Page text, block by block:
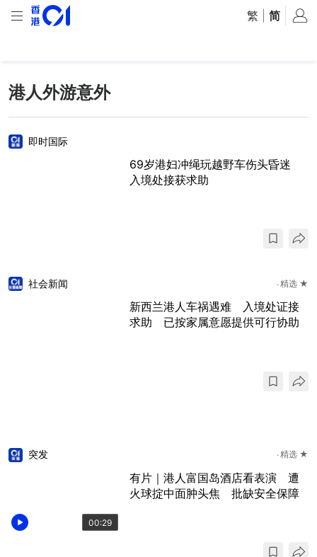
繁 简
港人外游意外
即时国际
69岁港妇冲绳玩越野车伤头昏迷
入境处接获求助
社会新闻 精选 ★
新西兰港人车祸遇难 入境处证接
求助 已按家属意愿提供可行协助
00:29
突发 精选 ★
有片｜港人富国岛酒店看表演 遭
火球掟中面肿头焦 批缺安全保障